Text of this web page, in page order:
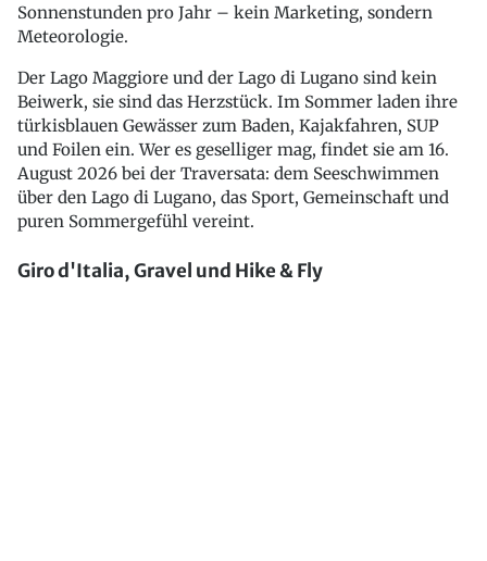
Sonnenstunden pro Jahr – kein Marketing, sondern
Meteorologie.
Der Lago Maggiore und der Lago di Lugano sind kein
Beiwerk, sie sind das Herzstück. Im Sommer laden ihre
türkisblauen Gewässer zum Baden, Kajakfahren, SUP
und Foilen ein. Wer es geselliger mag, findet sie am 16.
August 2026 bei der Traversata: dem Seeschwimmen
über den Lago di Lugano, das Sport, Gemeinschaft und
puren Sommergefühl vereint.
Giro d'Italia, Gravel und Hike & Fly